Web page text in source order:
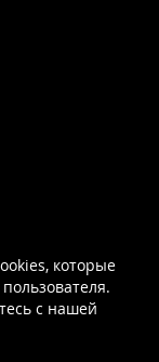
которые
c нашей